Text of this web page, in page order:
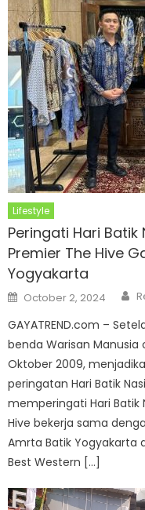
Lifestyle
Peringati Hari
Premier The Hive
Yogyakarta
Posted
on
October 2, 2024
GAYATREND.com –
benda Warisan Manusia
Oktober 2009,
peringatan Hari Batik
memperingati Hari Batik
Hive bekerja sama
Amrta Batik Yogyakarta
Best Western […]